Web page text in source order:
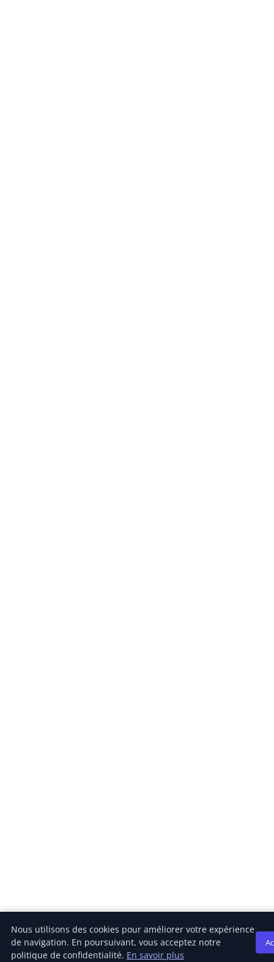
Nous utilisons des cookies pour améliorer votre expérience
de navigation. En poursuivant, vous acceptez notre
politique de confidentialité. En savoir plus